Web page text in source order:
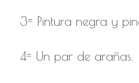
3= Pintura negra y
4= Un par de arañas.